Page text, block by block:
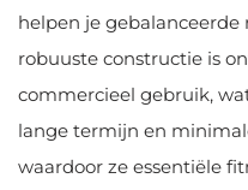
helpen je
robuuste constructie is
commercieel gebruik,
lange termijn en
waardoor ze essentiële